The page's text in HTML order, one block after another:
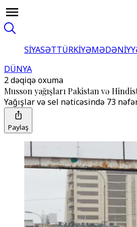
SİYASƏTTÜRKİYƏ
DÜNYA
2 dəqiqə oxuma
Musson yağışları Pakistan və
Yağışlar və sel nəticəsində 73
Paylaş